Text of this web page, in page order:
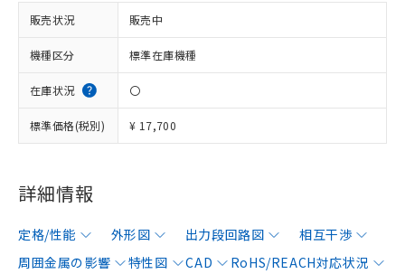
販売状況 販売中
機種区分 標準在庫機種
在庫状況 〇
標準価格(税別) ¥ 17,700
詳細情報
定格/性能 外形図 出力段回路図
相互干渉
周囲金属の影響
特性図 CAD
RoHS/REACH対応状況